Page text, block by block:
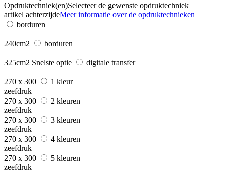
Opdruktechniek(en)Selecteer de gewenste opdruktechniek
artikel achterzijdeMeer informatie over de opdruktechnieken
borduren
240cm2 borduren
325cm2 Snelste optie digitale transfer
270 x 300
1 kleur
zeefdruk
270 x 300
2 kleuren
zeefdruk
270 x 300
3 kleuren
zeefdruk
270 x 300
4 kleuren
zeefdruk
270 x 300
5 kleuren
zeefdruk